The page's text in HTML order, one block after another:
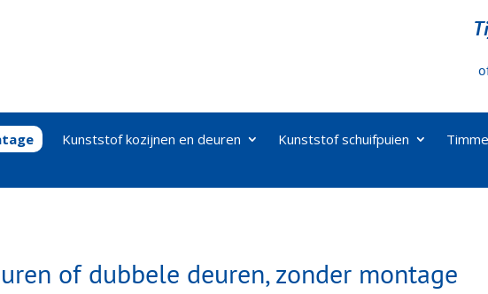
Kunststof kozijnen en deuren Kunststof schuifpuien
of dubbele deuren, zonder montage